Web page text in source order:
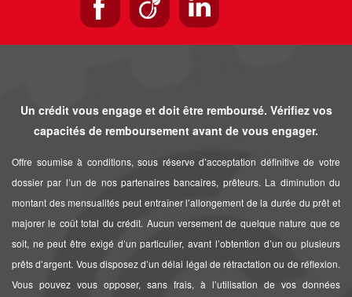
Un crédit vous engage et doit être remboursé. Vérifiez vos
capacités de remboursement avant de vous engager.
Offre soumise à conditions, sous réserve d’acceptation définitive de votre
dossier par l’un de nos partenaires bancaires, prêteurs. La diminution du
montant des mensualités peut entraîner l’allongement de la durée du prêt et
majorer le coût total du crédit. Aucun versement de quelque nature que ce
soit, ne peut être exigé d’un particulier, avant l’obtention d’un ou plusieurs
prêts d’argent. Vous disposez d’un délai légal de rétractation ou de réflexion.
Vous pouvez vous opposer, sans frais, à l’utilisation de vos données